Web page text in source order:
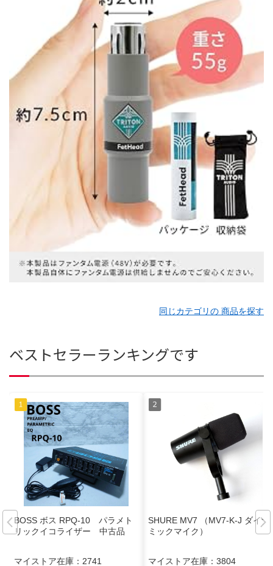
同じカテゴリの 商品を探す
ベストセラーランキングです
BOSS ボス RPQ-10 パラメト
リックイコライザー 中古品
マイストア在庫： 2741
SHURE MV7 （MV7-K-J ダイナ
ミックマイク）
マイストア在庫： 3804